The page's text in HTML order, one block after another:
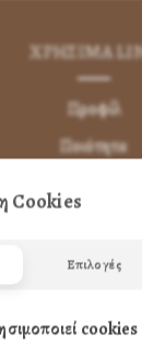
ΧΡΗΣΙΜA
Προφίλ
Ποιότητα
Πως Μπορώ να
Cookies
Επιλογές
cookies